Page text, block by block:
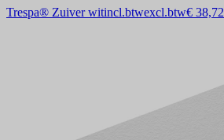
Trespa® Zuiver witincl.btwexcl.btw€ 38,72